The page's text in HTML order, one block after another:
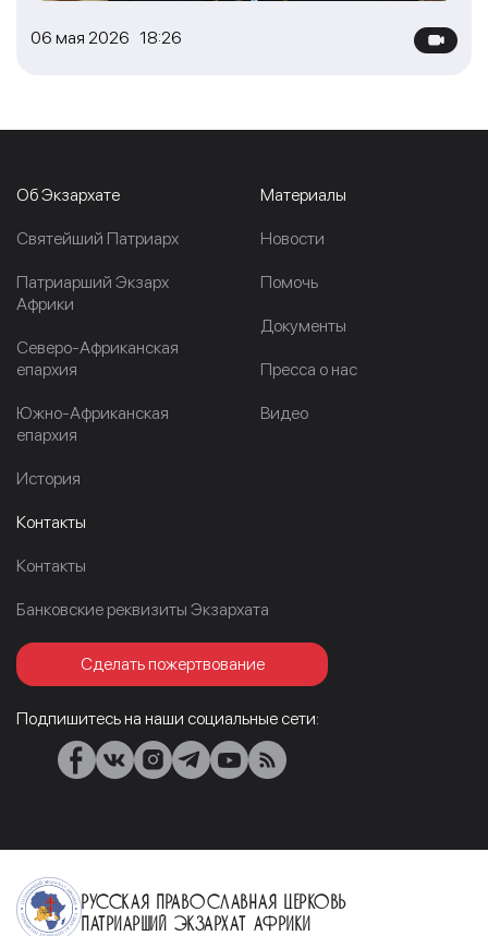
06 мая 2026 18:26
Об Экзархате
Cвятейший Патриарх
Патриарший Экзарх
Африки
Северо-Африканская
епархия
Южно-Африканская
епархия
История
Материалы
Новости
Помочь
Документы
Пресса о нас
Видео
Контакты
Контакты
Банковские реквизиты Экзархата
Сделать пожертвование
Подпишитесь на наши социальные сети:
Русская Православная Церковь
Патриарший Экзархат Африки